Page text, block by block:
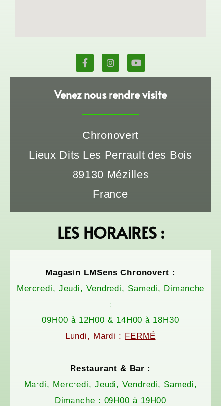
Venez nous rendre visite
Chronovert
Lieux Dits Les Perrault des Bois
89130 Mézilles
France
LES HORAIRES :
Magasin LMSens Chronovert :
Mercredi, Jeudi, Vendredi, Samedi, Dimanche
:
09H00 à 12H00 & 14H00 à 18H30
Lundi, Mardi : FERMÉ
Restaurant & Bar :
Mardi, Mercredi, Jeudi, Vendredi, Samedi,
Dimanche : 09H00 à 19H00